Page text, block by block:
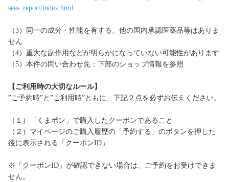
seas_report/index.html
（3）同一の成分・性能を有する、他の国内承認医薬品等はありま
せん
（4）重大な副作用などが明らかになっていない可能性があります
（5）本件の問い合わせ先：下部のショップ情報を参照
【ご利用時の大切なルール】
”ご予約時”と”ご利用時”ともに、下記２点を必ずお伝えください。
（１）「くまポン」で購入したクーポンであること
（２）マイページのご購入履歴の「予約する」のボタンを押した
後に表示される「クーポンID」
※「クーポンID」が確認できない場合は、ご予約をお受けできま
せん。